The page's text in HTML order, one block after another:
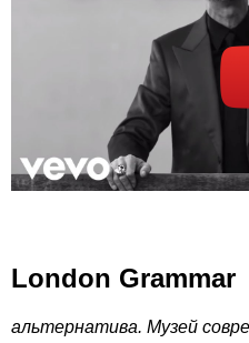
London Grammar
альтернатива. Музей